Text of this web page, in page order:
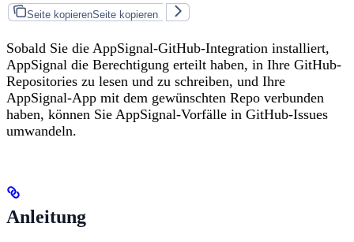
Seite kopierenSeite kopieren
Sobald Sie die AppSignal-GitHub-Integration installiert,
AppSignal die Berechtigung erteilt haben, in Ihre GitHub-
Repositories zu lesen und zu schreiben, und Ihre
AppSignal-App mit dem gewünschten Repo verbunden
haben, können Sie AppSignal-Vorfälle in GitHub-Issues
umwandeln.
Anleitung